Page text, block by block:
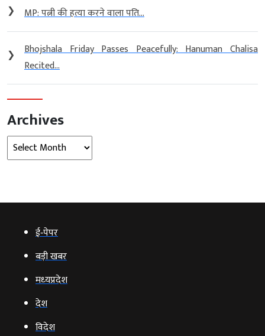
❯ MP: पत्नी की हत्या करने वाला पति...
❯
Bhojshala Friday Passes Peacefully: Hanuman Chalisa
Recited...
Archives
Archives
ई‑पेपर
बड़ी खबर
मध्‍यप्रदेश
देश
विदेश